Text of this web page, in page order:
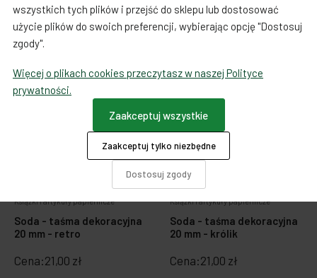
Książki i artykuły papiernicze
Soda - taśma dekoracyjna
20 mm - retro
Cena:21,00 zł
Książki i artykuły papiernicze
Soda - taśma dekoracyjna
20 mm - królik
Cena:21,00 zł
wszystkich tych plików i przejść do sklepu lub dostosować
użycie plików do swoich preferencji, wybierając opcję "Dostosuj
zgody".
Więcej o plikach cookies przeczytasz w naszej Polityce
prywatności.
Dostosuj zgody
Zaakceptuj tylko niezbędne
Zaakceptuj wszystkie